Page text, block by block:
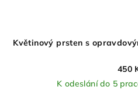
Květinový prsten s
450
K odeslání do 5